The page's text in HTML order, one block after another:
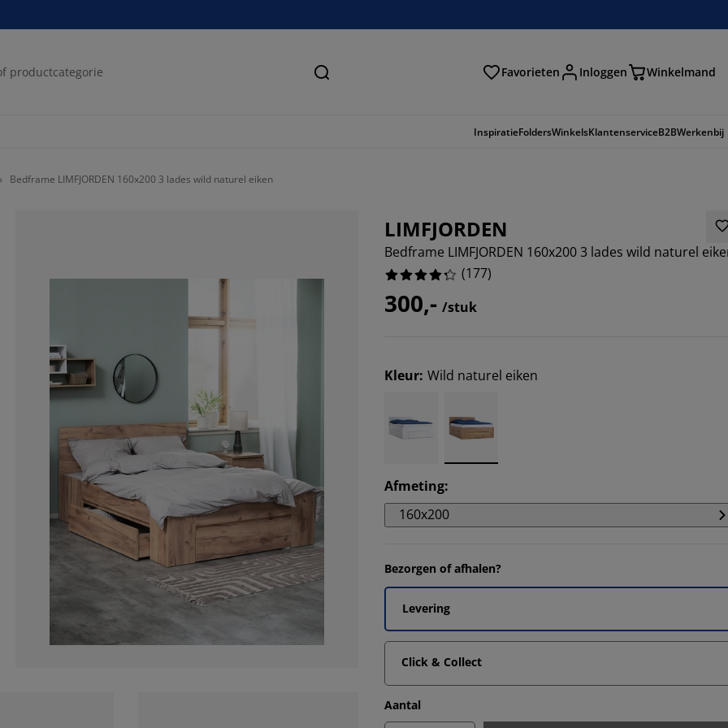
Zoeken Favorieten Inloggen Winkelmand
InspiratieFoldersWinkelsKlantenserviceB2BWerkenbij
Bedframe LIMFJORDEN 160x200 3 lades wild naturel eiken
LIMFJORDEN
Bedframe LIMFJORDEN 160x200 3 lades wild naturel
(177)
300,- /stuk
Kleur: Wild naturel eiken
Afmeting:
160x200
Bezorgen of afhalen?
Levering
Click & Collect
Aantal
13.559322033898304%
3.389830508474576%
7.909604519774012%